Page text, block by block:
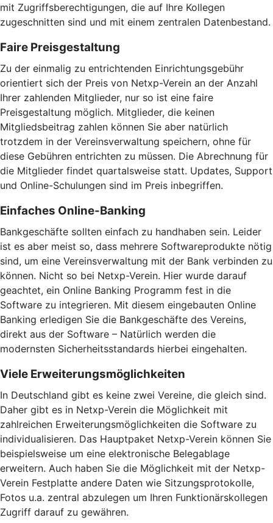
mit Zugriffsberechtigungen, die auf Ihre Kollegen
zugeschnitten sind und mit einem zentralen Datenbestand.
Faire Preisgestaltung
Zu der einmalig zu entrichtenden Einrichtungsgebühr
orientiert sich der Preis von Netxp-Verein an der Anzahl
Ihrer zahlenden Mitglieder, nur so ist eine faire
Preisgestaltung möglich. Mitglieder, die keinen
Mitgliedsbeitrag zahlen können Sie aber natürlich
trotzdem in der Vereinsverwaltung speichern, ohne für
diese Gebühren entrichten zu müssen. Die Abrechnung für
die Mitglieder findet quartalsweise statt. Updates, Support
und Online-Schulungen sind im Preis inbegriffen.
Einfaches Online-Banking
Bankgeschäfte sollten einfach zu handhaben sein. Leider
ist es aber meist so, dass mehrere Softwareprodukte nötig
sind, um eine Vereinsverwaltung mit der Bank verbinden zu
können. Nicht so bei Netxp-Verein. Hier wurde darauf
geachtet, ein Online Banking Programm fest in die
Software zu integrieren. Mit diesem eingebauten Online
Banking erledigen Sie die Bankgeschäfte des Vereins,
direkt aus der Software – Natürlich werden die
modernsten Sicherheitsstandards hierbei eingehalten.
Viele Erweiterungsmöglichkeiten
In Deutschland gibt es keine zwei Vereine, die gleich sind.
Daher gibt es in Netxp-Verein die Möglichkeit mit
zahlreichen Erweiterungsmöglichkeiten die Software zu
individualisieren. Das Hauptpaket Netxp-Verein können Sie
beispielsweise um eine elektronische Belegablage
erweitern. Auch haben Sie die Möglichkeit mit der Netxp-
Verein Festplatte andere Daten wie Sitzungsprotokolle,
Fotos u.a. zentral abzulegen um Ihren Funktionärskollegen
Zugriff darauf zu gewähren.